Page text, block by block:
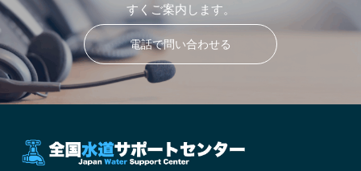
すくご案内します。
電話で問い合わせる